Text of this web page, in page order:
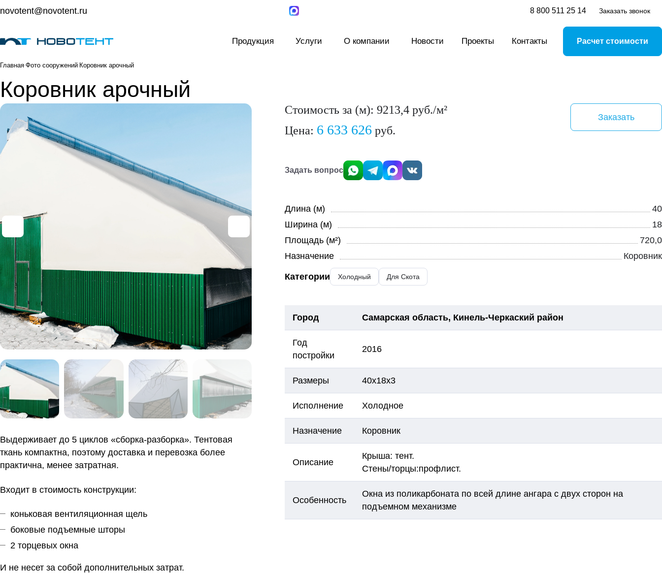
novotent@novotent.ru 8 800 511 25 14 Заказать звонок
Продукция Услуги О компании Новости Проекты Контакты Расчет стоимости
Главная Фото сооружений Коровник арочный
Коровник арочный
Выдерживает до 5 циклов «сборка-разборка». Тентовая
ткань компактна, поэтому доставка и перевозка более
практична, менее затратная.
Входит в стоимость конструкции:
коньковая вентиляционная щель
боковые подъемные шторы
2 торцевых окна
И не несет за собой дополнительных затрат.
Стоимость за (м): 9213,4 руб./м²
Цена: 6 633 626руб.
Заказать
Задать вопрос
Длина (м)
40
Ширина (м)
18
Площадь (м²)
720,0
Назначение
Коровник
Категории Холодный Для Скота
Город Самарская область, Кинель-Черкаский район
Год
постройки
2016
Размеры 40х18х3
Исполнение Холодное
Назначение Коровник
Описание
Крыша: тент.
Стены/торцы:профлист.
Особенность
Окна из поликарбоната по всей длине ангара с двух сторон на
подъемном механизме